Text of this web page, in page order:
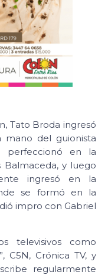
Tato Broda ingresó
del guionista
perfeccionó en la
y luego
ingresó en la
se formó en la
impro con Gabriel
televisivos como
C5N, Crónica TV, y
regularmente